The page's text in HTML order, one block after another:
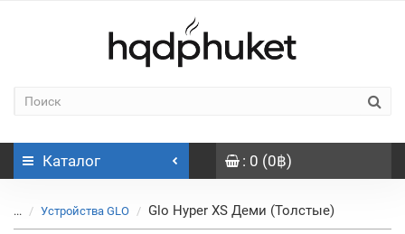
Каталог : 0 (0฿)
... Устройства GLO Glo Hyper XS Деми (Толстые)